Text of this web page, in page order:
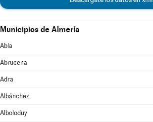
Municipios de Almería
Abla
Abrucena
Adra
Albánchez
Alboloduy